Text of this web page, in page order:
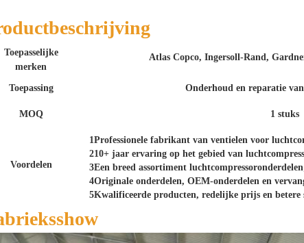
Toepasselijke
merken
Atlas Copco, Ingersoll-Rand,
Toepassing Onderhoud en reparatie
MOQ 1 stuks
Voordelen
1Professionele fabrikant van ventielen voor
210+ jaar ervaring op het gebied van
3Een breed assortiment
4Originale onderdelen, OEM-onderdelen en
5Kwalificeerde producten, redelijke prijs en betere